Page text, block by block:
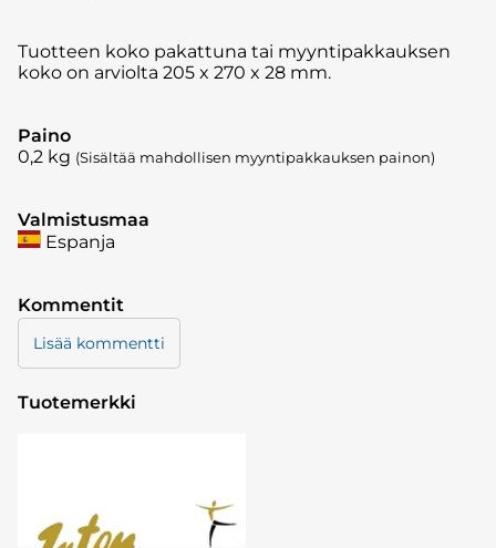
Tuotteen koko pakattuna tai myyntipakkauksen
koko on arviolta 205 x 270 x 28 mm.
Paino
0,2 kg (Sisältää mahdollisen myyntipakkauksen painon)
Valmistusmaa
Espanja
Kommentit
Lisää kommentti
Tuotemerkki